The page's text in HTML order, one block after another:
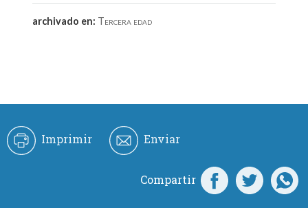
archivado en: Tercera edad
Imprimir Enviar
Compartir